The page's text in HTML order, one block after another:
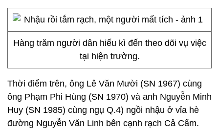
Hàng trăm người dân hiếu kì đến theo dõi vụ việc
tại hiện trường.
Thời điểm trên, ông Lê Văn Mười (SN 1967) cùng
ông Phạm Phi Hùng (SN 1970) và anh Nguyễn Minh
Huy (SN 1985) cùng ngụ Q.4) ngồi nhậu ở vỉa hè
đường Nguyễn Văn Linh bên cạnh rạch Cả Cấm.